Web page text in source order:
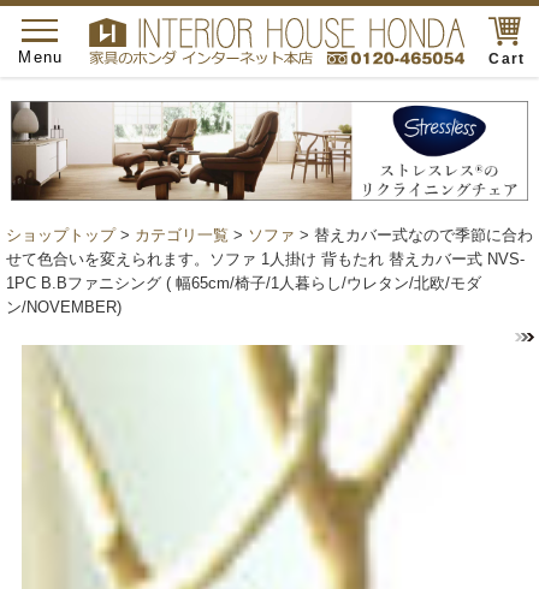
Cart
toggle
navigation
Menu
ショップトップ> カテゴリ一覧 > ソファ > 替えカバー式なので季節に合わ
せて色合いを変えられます。ソファ 1人掛け 背もたれ 替えカバー式 NVS-
1PC B.Bファニシング ( 幅65cm/椅子/1人暮らし/ウレタン/北欧/モダ
ン/NOVEMBER)